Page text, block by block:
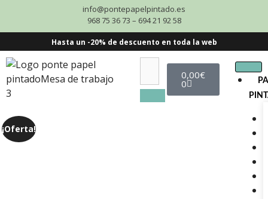
info@pontepapelpintado.es
968 75 36 73 – 694 21 92 58
Hasta un -20% de descuento en toda la web
0,00€
0
¡Oferta!